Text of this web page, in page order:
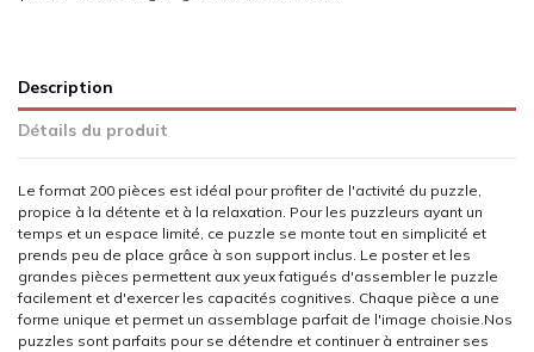
Description
Détails du produit
Le format 200 pièces est idéal pour profiter de l'activité du puzzle,
propice à la détente et à la relaxation. Pour les puzzleurs ayant un
temps et un espace limité, ce puzzle se monte tout en simplicité et
prends peu de place grâce à son support inclus. Le poster et les
grandes pièces permettent aux yeux fatigués d'assembler le puzzle
facilement et d'exercer les capacités cognitives. Chaque pièce a une
forme unique et permet un assemblage parfait de l'image choisie.Nos
puzzles sont parfaits pour se détendre et continuer à entrainer ses